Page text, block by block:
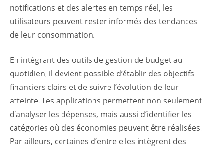
notifications et des alertes en temps réel, les
utilisateurs peuvent rester informés des tendances
de leur consommation.
En intégrant des outils de gestion de budget au
quotidien, il devient possible d’établir des objectifs
financiers clairs et de suivre l’évolution de leur
atteinte. Les applications permettent non seulement
d’analyser les dépenses, mais aussi d’identifier les
catégories où des économies peuvent être réalisées.
Par ailleurs, certaines d’entre elles intègrent des